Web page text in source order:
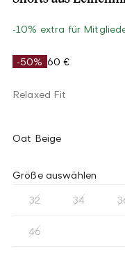
-10% extra für
-50% 60 €
Relaxed Fit
Oat Beige
Größe auswählen
32 34
46